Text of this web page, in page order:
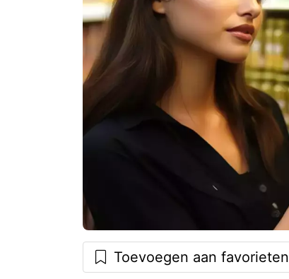
Toevoegen aan favorieten